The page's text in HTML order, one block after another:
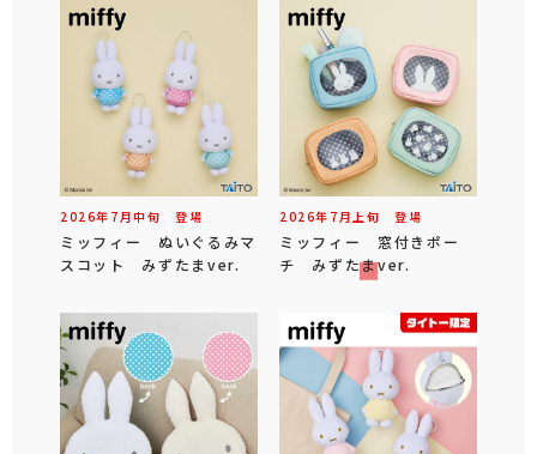
2026年 7 月中旬 登場
ミッフィー ぬいぐるみマ
スコット みずたまver.
2026年 7 月 上旬 登場
ミッフィー 窓付きポー
チ みずたまver.